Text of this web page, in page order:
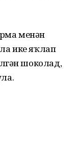
менән
ике яҡлап
шоколад,